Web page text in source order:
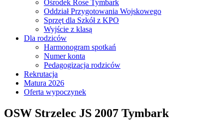
Ośrodek Rose Tymbark
Oddział Przygotowania Wojskowego
Sprzęt dla Szkół z KPO
Wyjście z klasą
Dla rodziców
Harmonogram spotkań
Numer konta
Pedagogizacja rodziców
Rekrutacja
Matura 2026
Oferta wypoczynek
OSW Strzelec JS 2007 Tymbark